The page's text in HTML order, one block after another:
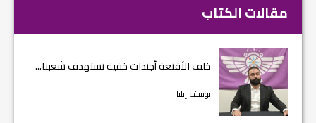
مقالات الكتاب
خلف الأقنعة أجندات خفية تستهدف شعبنا...
يوسف إيليا